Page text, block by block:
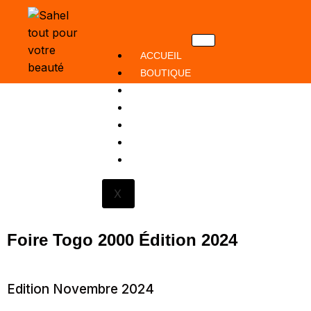
ACCUEIL
BOUTIQUE
X
Foire Togo 2000 Édition 2024
Edition Novembre 2024